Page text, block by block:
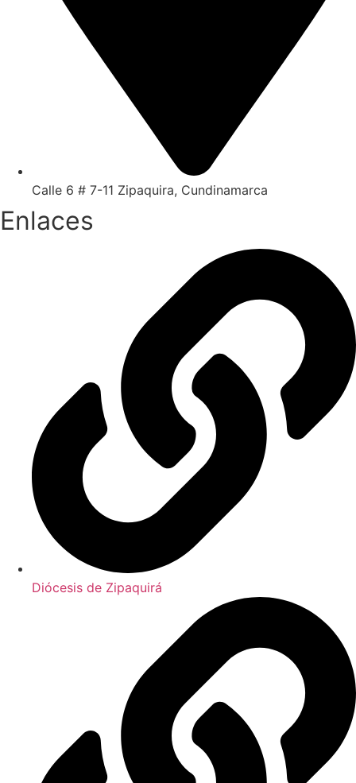
Calle 6 # 7-11 Zipaquira, Cundinamarca
Enlaces
Diócesis de Zipaquirá